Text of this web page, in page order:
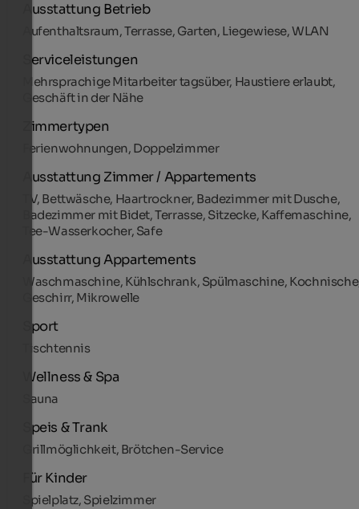
Ausstattung Betrieb
Aufenthaltsraum, Terrasse, Garten, Liegewiese, WLAN
Serviceleistungen
Mehrsprachige Mitarbeiter tagsüber, Haustiere erlaubt,
Geschäft in der Nähe
Zimmertypen
Ferienwohnungen, Doppelzimmer
Ausstattung Zimmer / Appartements
TV, Bettwäsche, Haartrockner, Badezimmer mit Dusche,
Badezimmer mit Bidet, Terrasse, Sitzecke, Kaffemaschine,
Tee-Wasserkocher, Safe
Ausstattung Appartements
Waschmaschine, Kühlschrank, Spülmaschine,
Geschirr, Mikrowelle
Sport
Tischtennis
Wellness & Spa
Sauna
Speis & Trank
Grillmöglichkeit, Brötchen-Service
Für Kinder
Spielplatz, Spielzimmer